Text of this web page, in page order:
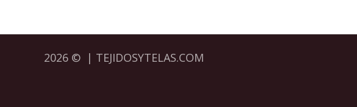
2026 © | TEJIDOSYTELAS.COM